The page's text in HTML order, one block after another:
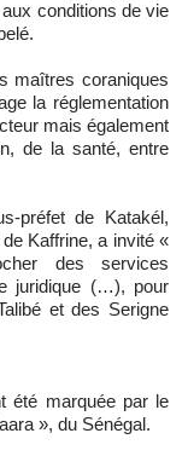
conditions de vie
maîtres coraniques
la réglementation
mais également
de la santé, entre
préfet de Katakél,
Kaffrine, a invité «
des services
juridique (…), pour
et des Serigne
été marquée par le
», du Sénégal.